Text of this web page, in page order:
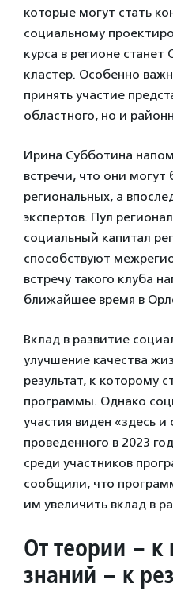
которые могут стать
социальному
курса в регионе
кластер. Особенно
принять участие
областного, но и
Ирина Субботина
встречи, что они
региональных, а
экспертов. Пул
социальный капитал
способствуют
встречу такого клуба
ближайшее время в
Вклад в развитие
улучшение качества
результат, к которому
программы. Однако
участия виден «здесь и
проведенного в 2023
среди участников
сообщили, что
им увеличить вклад в
От теории – к
знаний – к